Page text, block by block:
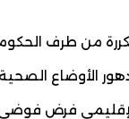
من طرف
الأوضاع
فرض فوضى